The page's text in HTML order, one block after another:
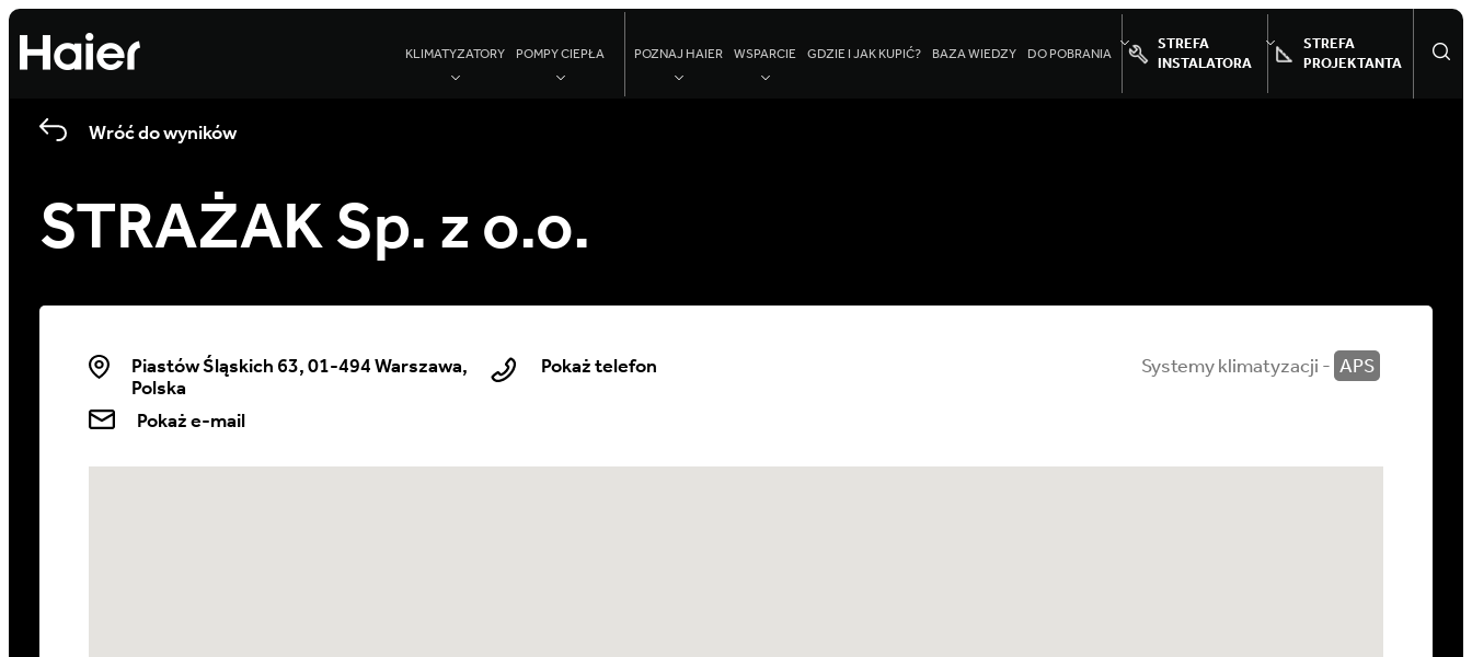
KLIMATYZATORY POMPY CIEPŁA POZNAJ HAIER WSPARCIE GDZIE I JAK KUPIĆ? BAZA WIEDZY DO POBRANIA
STREFA
INSTALATORA
STREFA
PROJEKTANTA
Wróć do wyników
STRAŻAK Sp. z o.o.
Piastów Śląskich 63, 01-494 Warszawa,
Polska
Pokaż telefon
Pokaż e-mail
Systemy klimatyzacji - APS